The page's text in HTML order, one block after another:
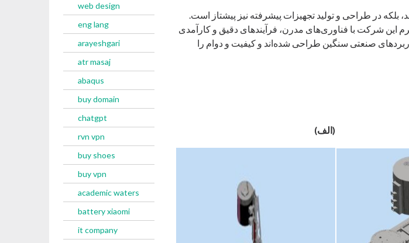
web design
eng lang
arayeshgari
atr masaj
abaqus
buy domain
chatgpt
rvn vpn
buy shoes
buy vpn
academic waters
battery xiaomi
it company
بلکه در طراحی و تولید تجهیزات پیشرفته نیز پیشتاز است.
این شرکت با فناوری‌های مدرن، فرآیندهای دقیق و کارآمدی
صنعتی سنگین طراحی شده‌اند و کیفیت و دوام را
(الف)